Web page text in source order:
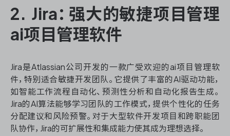
2. Jira：强大的敏捷项目管理
ai项目管理软件
Jira是Atlassian公司开发的一款广受欢迎的ai项目管理软
件，特别适合敏捷开发团队。它提供了丰富的AI驱动功能，
如智能工作流程自动化、预测性分析和自动化报告生成。
Jira的AI算法能够学习团队的工作模式，提供个性化的任务
分配建议和风险预警。对于大型软件开发项目和跨职能团
队协作，Jira的可扩展性和集成能力使其成为理想选择。